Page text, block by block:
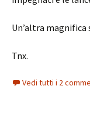
Un’altra magnifica
Tnx.
Vedi tutti i 2